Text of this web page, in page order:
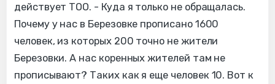
действует ТОО. - Куда я только не обращалась.
Почему у нас в Березовке прописано 1600
человек, из которых 200 точно не жители
Березовки. А нас коренных жителей там не
прописывают? Таких как я еще человек 10. Вот к